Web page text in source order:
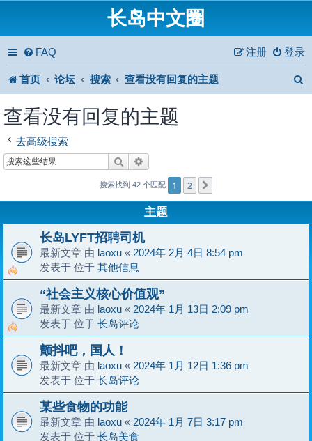
长岛中文圈
FAQ 登录
注册
首页 论坛 搜索 查看没有回复的主题
查看没有回复的主题
去高级搜索
搜索
搜索找到 42 个匹配 1 2
主题
长岛LYFT招聘司机
最新文章 由 laoxu « 2024年 2月 4日 8:54 pm
发表于 位于 其他信息
“社会主义核心价值观”
最新文章 由 laoxu « 2024年 1月 13日 2:09 pm
发表于 位于 长岛评论
颤抖吧，国人！
最新文章 由 laoxu « 2024年 1月 12日 1:36 pm
发表于 位于 长岛评论
某些食物的功能
最新文章 由 laoxu « 2024年 1月 7日 3:17 pm
发表于 位于 长岛美食